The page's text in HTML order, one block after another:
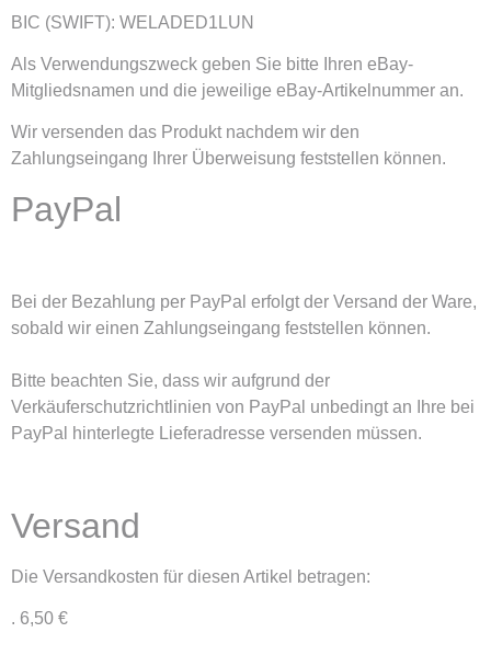
BIC (SWIFT): WELADED1LUN
Als Verwendungszweck geben Sie bitte Ihren eBay-
Mitgliedsnamen und die jeweilige eBay-Artikelnummer an.
Wir versenden das Produkt nachdem wir den
Zahlungseingang Ihrer Überweisung feststellen können.
PayPal
Bei der Bezahlung per PayPal erfolgt der Versand der Ware,
sobald wir einen Zahlungseingang feststellen können.
Bitte beachten Sie, dass wir aufgrund der
Verkäuferschutzrichtlinien von PayPal unbedingt an Ihre bei
PayPal hinterlegte Lieferadresse versenden müssen.
Versand
Die Versandkosten für diesen Artikel betragen:
. 6,50 €